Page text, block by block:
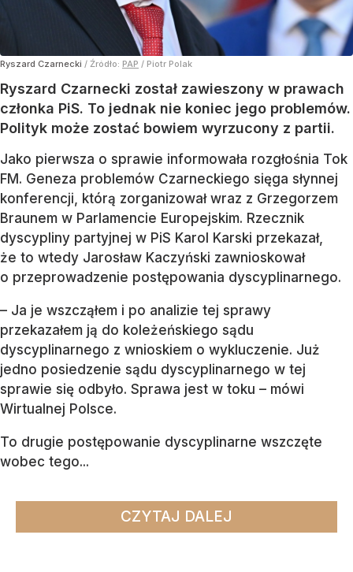
Ryszard Czarnecki / Źródło: PAP / Piotr Polak
Ryszard Czarnecki został zawieszony w prawach
członka PiS. To jednak nie koniec jego problemów.
Polityk może zostać bowiem wyrzucony z partii.
Jako pierwsza o sprawie informowała rozgłośnia Tok
FM. Geneza problemów Czarneckiego sięga słynnej
konferencji, którą zorganizował wraz z Grzegorzem
Braunem w Parlamencie Europejskim. Rzecznik
dyscypliny partyjnej w PiS Karol Karski przekazał,
że to wtedy Jarosław Kaczyński zawnioskował
o przeprowadzenie postępowania dyscyplinarnego.
– Ja je wszcząłem i po analizie tej sprawy
przekazałem ją do koleżeńskiego sądu
dyscyplinarnego z wnioskiem o wykluczenie. Już
jedno posiedzenie sądu dyscyplinarnego w tej
sprawie się odbyło. Sprawa jest w toku – mówi
Wirtualnej Polsce.
To drugie postępowanie dyscyplinarne wszczęte
wobec tego...
CZYTAJ DALEJ